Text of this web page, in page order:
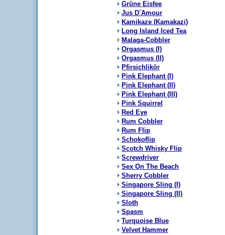
Grüne Eisfee
Jus D´Amour
Kamikaze (Kamakazi)
Long Island Iced Tea
Malaga-Cobbler
Orgasmus (I)
Orgasmus (II)
Pfirsichlikör
Pink Elephant (I)
Pink Elephant (II)
Pink Elephant (III)
Pink Squirrel
Red Eye
Rum Cobbler
Rum Flip
Schokoflip
Scotch Whisky Flip
Screwdriver
Sex On The Beach
Sherry Cobbler
Singapore Sling (I)
Singapore Sling (II)
Sloth
Spasm
Turquoise Blue
Velvet Hammer